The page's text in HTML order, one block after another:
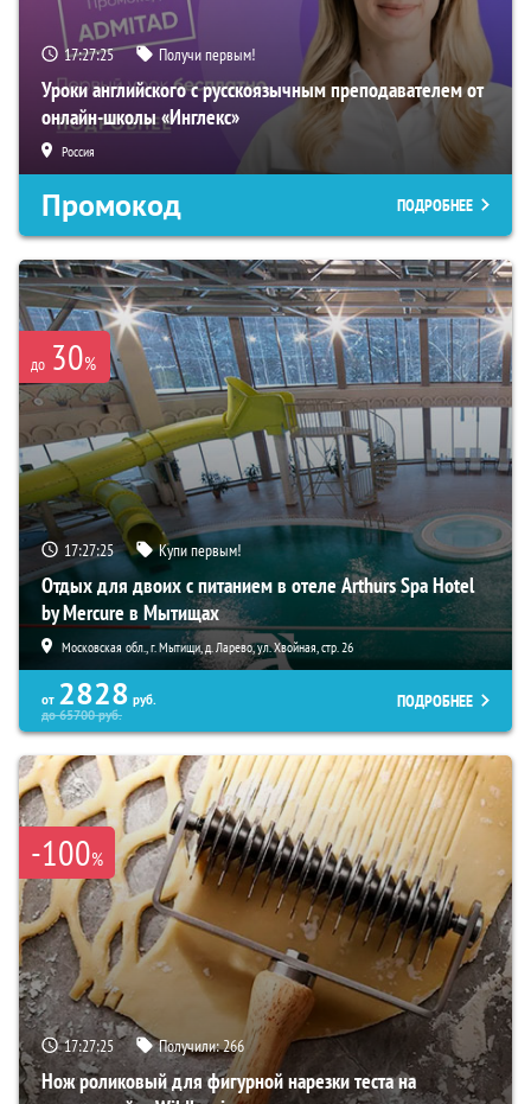
17:27:24 Получи первым!
Уроки английского с русскоязычным преподавателем от
онлайн-школы «Инглекс»
Россия
Промокод ПОДРОБНЕЕ
до 30%
17:27:24 Купи первым!
Отдых для двоих с питанием в отеле Arthurs Spa Hotel
by Mercure в Мытищах
Московская обл., г. Мытищи, д. Ларево, ул. Хвойная, стр. 26
от 2828 руб.
до65700руб.
ПОДРОБНЕЕ
-100%
17:27:24 Получили:266
Нож роликовый для фигурной нарезки теста на